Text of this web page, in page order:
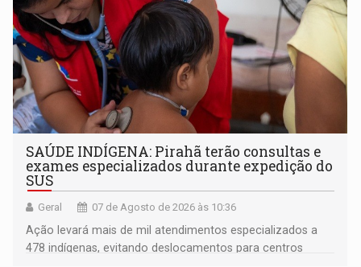
SAÚDE INDÍGENA: Pirahã terão consultas e
exames especializados durante expedição do
SUS
Geral 07 de Agosto de 2026 às 10:36
Ação levará mais de mil atendimentos especializados a
478 indígenas, evitando deslocamentos para centros